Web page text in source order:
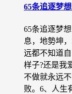
65条追逐梦
65条追逐梦
息，地勢坤
远都不知道
样子?还是我
不做就永远
败。6、人生